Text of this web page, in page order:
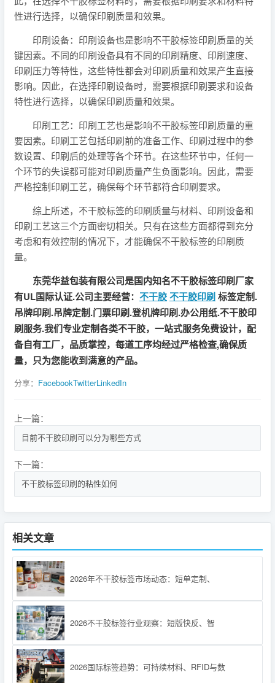
性进行选择，以确保印刷质量和效果。
印刷设备：印刷设备也是影响不干胶标签印刷质量的关
键因素。不同的印刷设备具有不同的印刷精度、印刷速度、
印刷压力等特性，这些特性都会对印刷质量和效果产生直接
影响。因此，在选择印刷设备时，需要根据印刷要求和设备
特性进行选择，以确保印刷质量和效果。
印刷工艺：印刷工艺也是影响不干胶标签印刷质量的重
要因素。印刷工艺包括印刷前的准备工作、印刷过程中的参
数设置、印刷后的处理等各个环节。在这些环节中，任何一
个环节的失误都可能对印刷质量产生负面影响。因此，需要
严格控制印刷工艺，确保每个环节都符合印刷要求。
综上所述，不干胶标签的印刷质量与材料、印刷设备和
印刷工艺这三个方面密切相关。只有在这些方面都得到充分
考虑和有效控制的情况下，才能确保不干胶标签的印刷质
量。
东莞华益包装有限公司是国内知名不干胶标签印刷厂家
有UL国际认证.公司主要经营： 不干胶不干胶印刷标签定制.
吊牌印刷.吊牌定制.门票印刷.登机牌印刷.办公用纸.不干胶印
刷服务.我们专业定制各类不干胶，一站式服务免费设计，配
备自有工厂，品质掌控，每道工序均经过严格检查,确保质
量，只为您能收到满意的产品。
分享： FacebookTwitterLinkedIn
上一篇：
目前不干胶印刷可以分为哪些方式
下一篇：
不干胶标签印刷的粘性如何
相关文章
2026年不干胶标签市场动态：短单定制、
2026不干胶标签行业观察：短版快反、智
2026国际标签趋势：可持续材料、RFID与数